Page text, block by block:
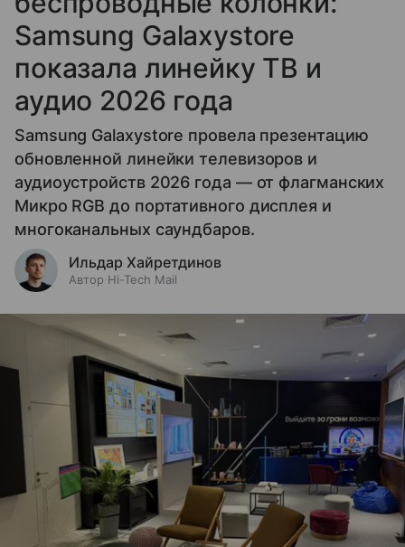
Samsung Galaxystore
показала линейку ТВ и
аудио 2026 года
Samsung Galaxystore провела презентацию
обновленной линейки телевизоров и
аудиоустройств 2026 года — от флагманских
Микро RGB до портативного дисплея и
многоканальных саундбаров.
Ильдар Хайретдинов
Автор Hi-Tech Mail